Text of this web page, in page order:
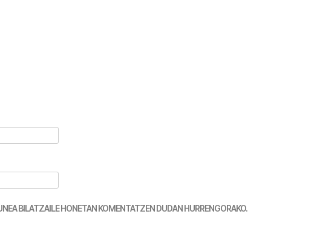
BILATZAILE HONETAN KOMENTATZEN DUDAN HURRENGORAKO.